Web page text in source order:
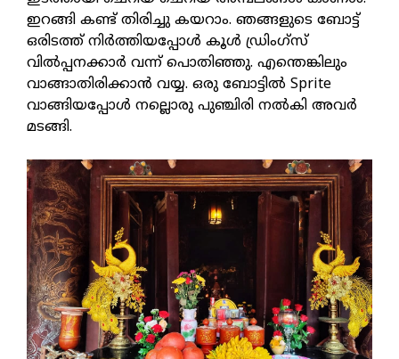
ഇറങ്ങി കണ്ട് തിരിച്ചു കയറാം. ഞങ്ങളുടെ ബോട്ട്
ഒരിടത്ത് നിര്‍ത്തിയപ്പോള്‍ കൂള്‍ ഡ്രിംഗ്സ്
വില്‍പ്പനക്കാര്‍ വന്ന് പൊതിഞ്ഞു. എന്തെങ്കിലും
വാങ്ങാതിരിക്കാന്‍ വയ്യ. ഒരു ബോട്ടില്‍ Sprite
വാങ്ങിയപ്പോള്‍ നല്ലൊരു പുഞ്ചിരി നല്‍കി അവര്‍
മടങ്ങി.